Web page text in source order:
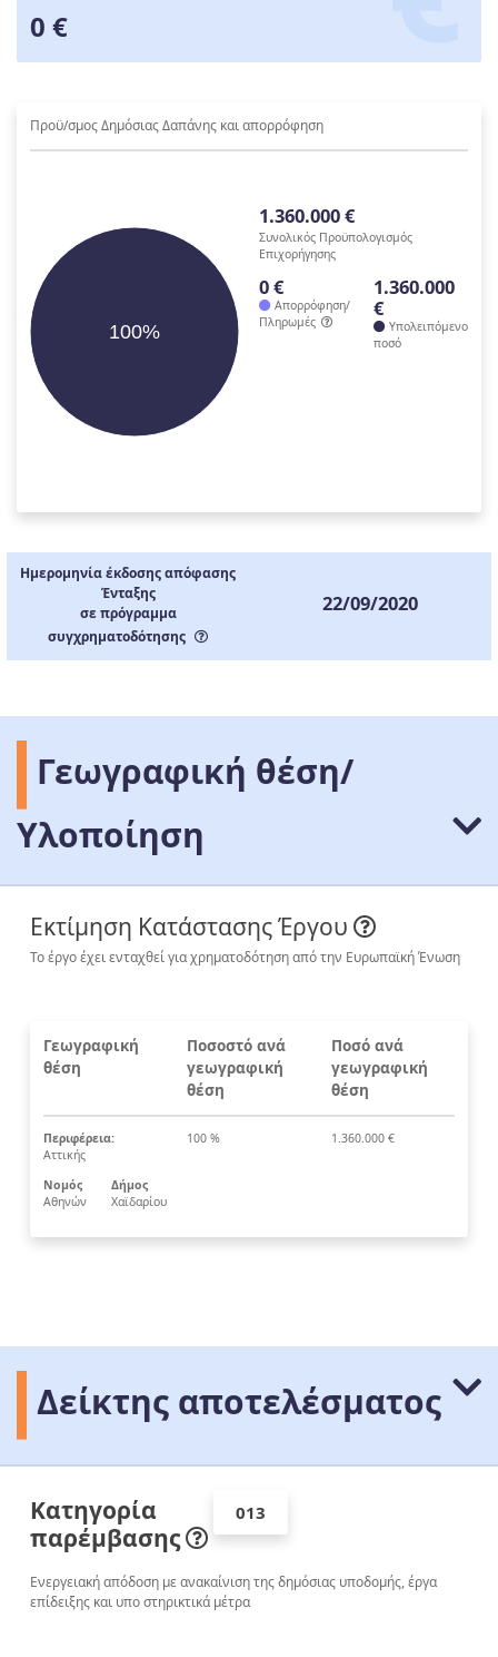
0 €
Προϋ/σμος Δημόσιας Δαπάνης και απορρόφηση
100%
1.360.000 €
Συνολικός Προϋπολογισμός
Επιχορήγησης
0 €
Απορρόφηση/
Πληρωμές
1.360.000
€
Υπολειπόμενο
ποσό
Ημερομηνία έκδοσης απόφασης
Ένταξης
σε πρόγραμμα
συγχρηματοδότησης
22/09/2020
Γεωγραφική θέση/
Υλοποίηση
Εκτίμηση Κατάστασης Έργου
Το έργο έχει ενταχθεί για χρηματοδότηση από την Ευρωπαϊκή Ένωση
Γεωγραφική
θέση
Ποσοστό ανά
γεωγραφική
θέση
Ποσό ανά
γεωγραφική
θέση
Περιφέρεια:
Αττικής
Νομός
Αθηνών
Δήμος
Χαϊδαρίου
100 % 1.360.000 €
Δείκτης αποτελέσματος
Κατηγορία
παρέμβασης
013
Ενεργειακή απόδοση με ανακαίνιση της δημόσιας υποδομής, έργα
επίδειξης και υπο­ στηρικτικά μέτρα